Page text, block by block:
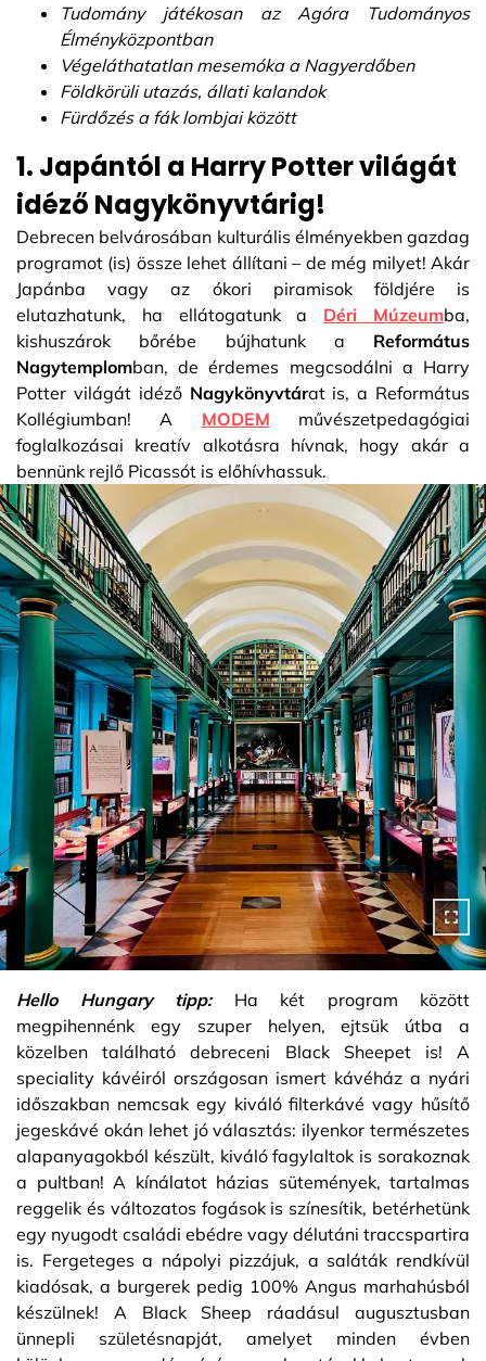
Tudomány játékosan az Agóra Tudományos
Élményközpontban
Végeláthatatlan mesemóka a Nagyerdőben
Földkörüli utazás, állati kalandok
Fürdőzés a fák lombjai között
1. Japántól a Harry Potter világát
idéző Nagykönyvtárig!
Debrecen belvárosában kulturális élményekben gazdag
programot (is) össze lehet állítani – de még milyet! Akár
Japánba vagy az ókori piramisok földjére is
elutazhatunk, ha ellátogatunk a
Déri Múzeumba,
kishuszárok bőrébe bújhatunk a Református
Nagytemplomban, de érdemes megcsodálni a Harry
Potter világát idéző Nagykönyvtárat is, a Református
Kollégiumban! A MODEM
művészetpedagógiai
foglalkozásai kreatív alkotásra hívnak, hogy akár a
bennünk rejlő Picassót is előhívhassuk.
Hello Hungary tipp:Ha két program között
megpihennénk egy szuper helyen, ejtsük útba a
közelben található debreceni Black Sheepet is! A
speciality kávéiról országosan ismert kávéház a nyári
időszakban nemcsak egy kiváló filterkávé vagy hűsítő
jegeskávé okán lehet jó választás: ilyenkor természetes
alapanyagokból készült, kiváló fagylaltok is sorakoznak
a pultban! A kínálatot házias sütemények, tartalmas
reggelik és változatos fogások is színesítik, betérhetünk
egy nyugodt családi ebédre vagy délutáni traccspartira
is. Fergeteges a nápolyi pizzájuk, a saláták rendkívül
kiadósak, a burgerek pedig 100% Angus marhahúsból
készülnek! A Black Sheep ráadásul augusztusban
ünnepli születésnapját, amelyet minden évben